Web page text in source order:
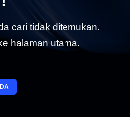
cari tidak ditemukan.
halaman utama.